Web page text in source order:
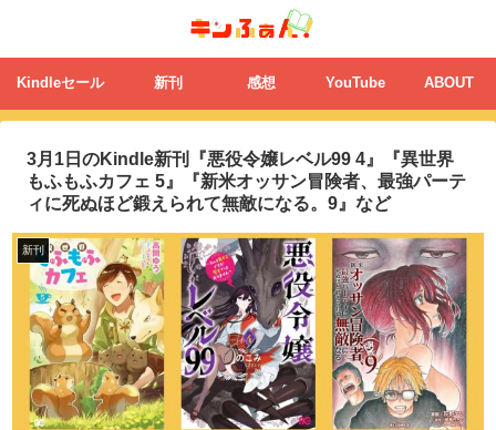
Kindleセール 新刊 感想 YouTube ABOUT
3月1日のKindle新刊『悪役令嬢レベル99 4』『異世界
もふもふカフェ 5』『新米オッサン冒険者、最強パーテ
ィに死ぬほど鍛えられて無敵になる。9』など
新刊